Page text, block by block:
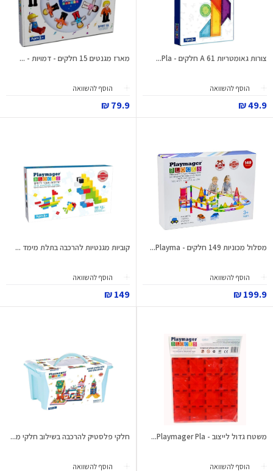
צורות גאומטריות 61 A חלקים - Pla...
הוסף להשוואה
49.9 ₪
מארז מגנטים 15 חלקים - דמויות - ...
הוסף להשוואה
79.9 ₪
מסלול מכוניות 149 חלקים - Playma...
הוסף להשוואה
199.9 ₪
קוביות מגנטיות להרכבה בתלת מימד ...
הוסף להשוואה
149 ₪
משטח גדול לייצוב - Playmager Pla...
הוסף להשוואה
חלקי פלסטיק להרכבה בשילוב חלקי מ...
הוסף להשוואה